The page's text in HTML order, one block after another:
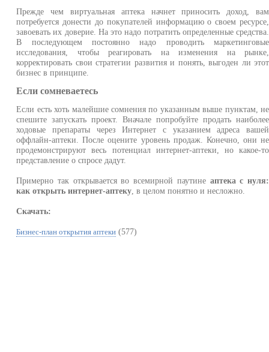
Прежде чем виртуальная аптека начнет приносить доход, вам
потребуется донести до покупателей информацию о своем ресурсе,
завоевать их доверие. На это надо потратить определенные средства.
В последующем постоянно надо проводить маркетинговые
исследования, чтобы реагировать на изменения на рынке,
корректировать свои стратегии развития и понять, выгоден ли этот
бизнес в принципе.
Если сомневаетесь
Если есть хоть малейшие сомнения по указанным выше пунктам, не
спешите запускать проект. Вначале попробуйте продать наиболее
ходовые препараты через Интернет с указанием адреса вашей
оффлайн-аптеки. После оцените уровень продаж. Конечно, они не
продемонстрируют весь потенциал интернет-аптеки, но какое-то
представление о спросе дадут.
Примерно так открывается во всемирной паутине аптека с нуля:
как открыть интернет-аптеку , в целом понятно и несложно.
Скачать:
Бизнес-план открытия аптеки (577)